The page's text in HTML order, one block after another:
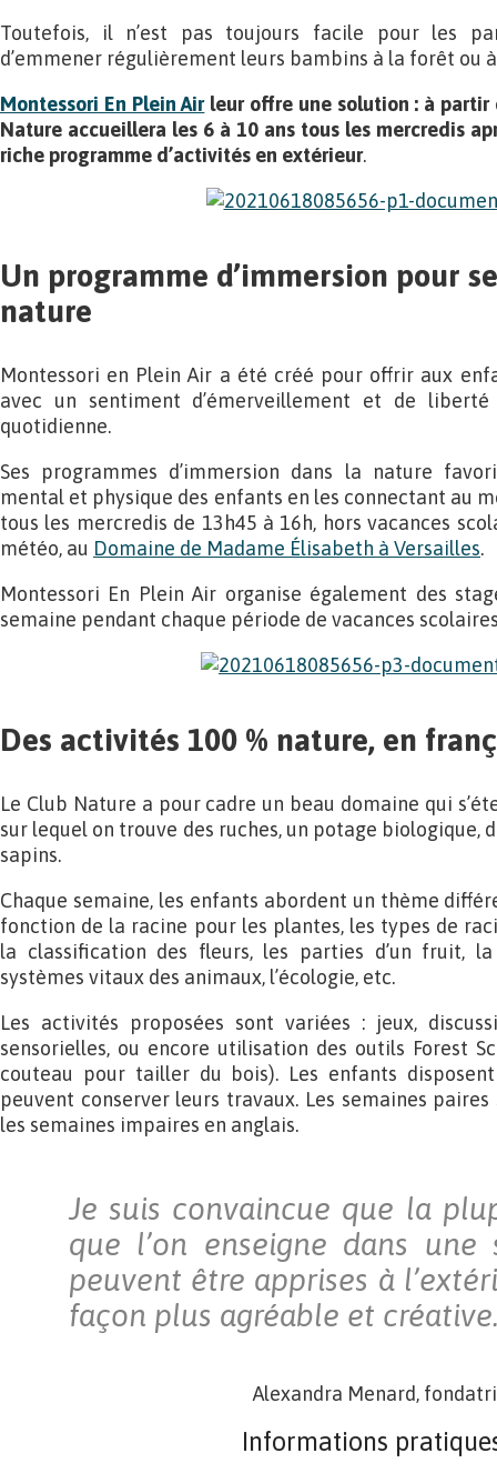
Toutefois, il n’est pas toujours facile pour les
d’emmener régulièrement leurs bambins à la forêt ou
Montessori En Plein Airleur offre une solution : à partir
Nature accueillera les 6 à 10 ans tous les mercredis
riche programme d’activités en extérieur.
Un programme d’immersion pour
nature
Montessori en Plein Air a été créé pour offrir aux
avec un sentiment d’émerveillement et de
quotidienne.
Ses programmes d’immersion dans la nature
mental et physique des enfants en les connectant au
tous les mercredis de 13h45 à 16h, hors vacances
météo, au Domaine de Madame Élisabeth à Versailles.
Montessori En Plein Air organise également des
semaine pendant chaque période de vacances
Des activités 100 % nature, en
Le Club Nature a pour cadre un beau domaine qui
sur lequel on trouve des ruches, un potage biologique,
sapins.
Chaque semaine, les enfants abordent un thème
fonction de la racine pour les plantes, les types de
la classification des fleurs, les parties d’un fruit,
systèmes vitaux des animaux, l’écologie, etc.
Les activités proposées sont variées : jeux,
sensorielles, ou encore utilisation des outils Forest
couteau pour tailler du bois). Les enfants
peuvent conserver leurs travaux. Les semaines
les semaines impaires en anglais.
Je suis convaincue que la
que l’on enseigne dans une
peuvent être apprises à
façon plus agréable et
Alexandra Menard,
Informations